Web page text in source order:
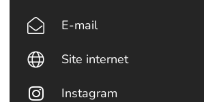
E-mail
Site internet
Instagram